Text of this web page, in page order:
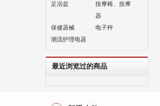
足浴盆
按摩椅、按摩
器
保健器械
电子秤
潮流护理电器
最近浏览过的商品